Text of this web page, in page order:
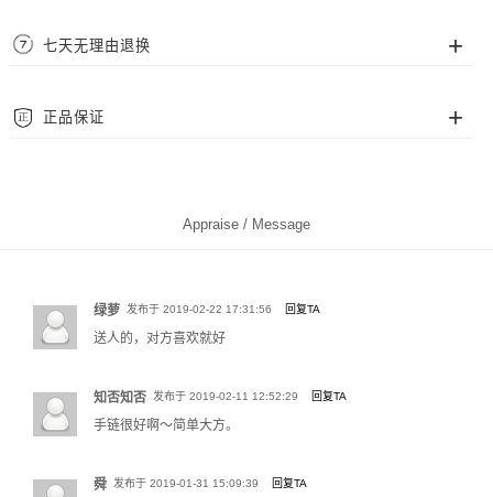
测腕围方法二：使用纸条、短绳缠绕腕骨并标记，再用直尺测量纸条展开后的
七天无理由退换
整，不影响二次销售。
正品保证
Appraise / Message
绿萝 发布于 2019-02-22 17:31:56 回复TA
送人的，对方喜欢就好
知否知否 发布于 2019-02-11 12:52:29 回复TA
手链很好啊～简单大方。
舜 发布于 2019-01-31 15:09:39 回复TA